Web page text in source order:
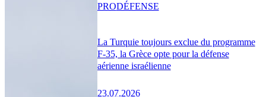
La Turquie toujours exclue du programme
F-35, la Grèce opte pour la défense
aérienne israélienne
23.07.2026
PRODÉFENSE